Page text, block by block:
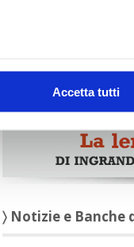
Accetta tutti
〉 Notizie e Banche